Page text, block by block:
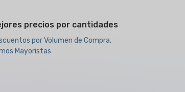
precios por cantidades
por Volumen de Compra,
Mayoristas